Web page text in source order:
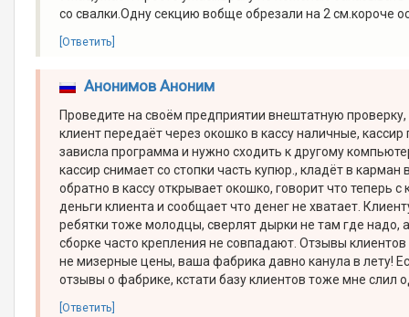
со свалки.Одну секцию вобще обрезали на 2 см.короче
[Ответить]
Анонимов Аноним
Проведите на своём предприятии внештатную
клиент передаёт через окошко в кассу наличные,
зависла программа и нужно сходить к другому
кассир снимает со стопки часть купюр., кладёт в
обратно в кассу открывает окошко, говорит что теперь
деньги клиента и сообщает что денег не хватает.
ребятки тоже молодцы, сверлят дырки не там где
сборке часто крепления не совпадают. Отзывы
не мизерные цены, ваша фабрика давно канула в лету!
отзывы о фабрике, кстати базу клиентов тоже мне
[Ответить]